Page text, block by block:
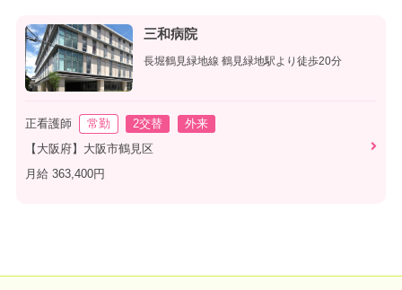
三和病院
長堀鶴見緑地線 鶴見緑地駅より徒歩20分
正看護師 常勤 2交替
外来
【大阪府】大阪市鶴見区
月給 363,400円